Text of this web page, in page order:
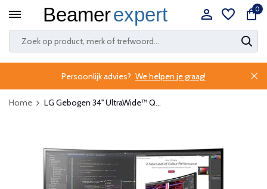
0
Persoonlijk advies? We helpen je graag!
Home LG Gebogen 34'' UltraWide™ Q...